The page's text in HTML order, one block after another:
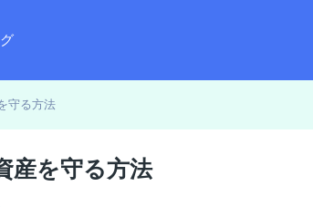
守る方法
産を守る方法